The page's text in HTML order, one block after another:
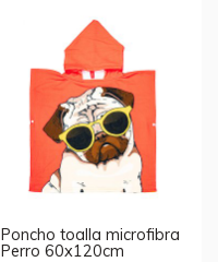
Poncho toalla microfibra
Perro 60x120cm